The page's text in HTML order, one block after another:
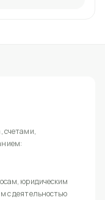
счетами,
юридическим
с деятельностью